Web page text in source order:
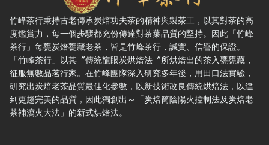
竹峰茶行秉持古老傳承炭焙功夫茶的精神與製茶工，以其對茶的高
度鑑賞力，每一個步驟都充份傳達對茶葉品質的堅持。因此「竹峰
茶行」每甕炭焙甕藏老茶，皆是竹峰茶行，誠實、信譽的保證。
「竹峰茶行」以其〞傳統龍眼炭烘焙法〞所烘焙出的茶入甕甕藏，
征服無數品茗行家。在竹峰團隊深入研究多年後，用田口法實驗，
研究出炭焙老茶品質最佳化參數，以新技術改良傳統烘焙法，以達
到更趨完美的品質，因此獨創出～「炭焙筒陰陽火控制法及炭焙老
茶補瀉火大法」的新式烘焙法。